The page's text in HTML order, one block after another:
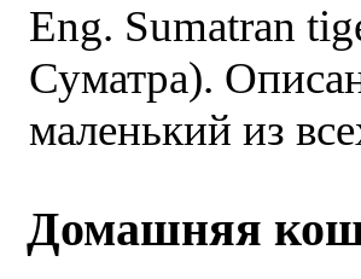
Eng. Sumatran
Суматра).
маленький из
Домашняя